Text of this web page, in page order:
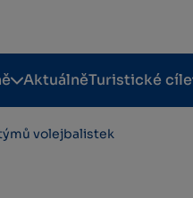
AktuálněTuristické cíle
volejbalistek